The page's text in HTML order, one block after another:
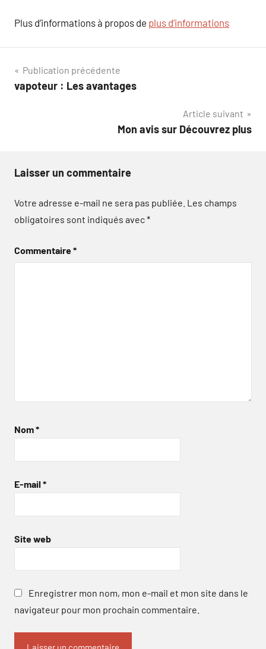
Plus d’informations à propos de plus d’informations
Navigation
de
Publication précédente
vapoteur : Les avantages
Article suivant
Mon avis sur Découvrez plus
Laisser un commentaire
Votre adresse e-mail ne sera pas publiée. Les champs
obligatoires sont indiqués avec*
Commentaire*
Nom*
E-mail *
Site web
Enregistrer mon nom, mon e-mail et mon site dans le
navigateur pour mon prochain commentaire.